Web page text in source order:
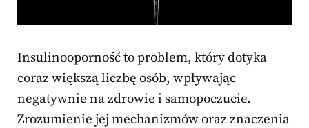
Insulinooporność to problem, który dotyka
coraz większą liczbę osób, wpływając
negatywnie na zdrowie i samopoczucie.
Zrozumienie jej mechanizmów oraz znaczenia